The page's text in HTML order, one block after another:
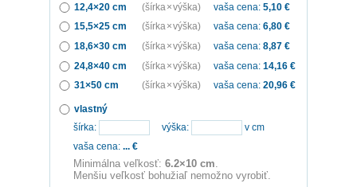
12,4×20 cm
(šírka × výška) vaša cena: 5,10 €
15,5×25 cm
(šírka × výška) vaša cena: 6,80 €
18,6×30 cm
(šírka × výška) vaša cena: 8,87 €
24,8×40 cm
(šírka × výška) vaša cena: 14,16 €
31×50 cm
(šírka × výška) vaša cena: 20,96 €
vlastný
šírka:
výška:
v cm
vaša cena: ... €
Minimálna veľkosť: 6.2×10 cm
Menšiu veľkosť bohužiaľ nemožno vyrobiť.